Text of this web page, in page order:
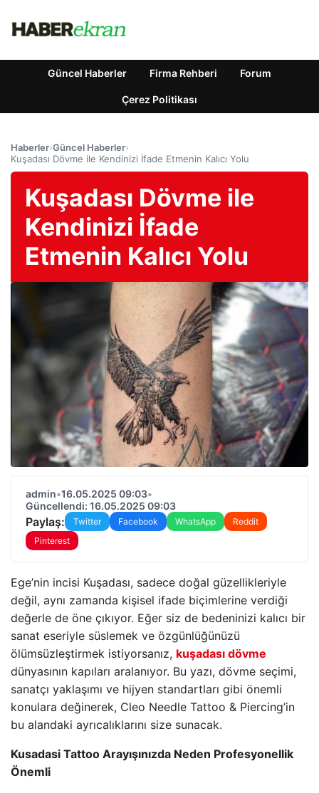
Güncel Haberler Firma Rehberi Forum
Çerez Politikası
Haberler›Güncel Haberler›
Kuşadası Dövme ile Kendinizi İfade Etmenin Kalıcı Yolu
Kuşadası Dövme ile
Kendinizi İfade
Etmenin Kalıcı Yolu
admin•16.05.2025 09:03•
Güncellendi: 16.05.2025 09:03
Paylaş: Twitter Facebook WhatsApp
Reddit
Pinterest
Ege’nin incisi Kuşadası, sadece doğal güzellikleriyle
değil, aynı zamanda kişisel ifade biçimlerine verdiği
değerle de öne çıkıyor. Eğer siz de bedeninizi kalıcı bir
sanat eseriyle süslemek ve özgünlüğünüzü
ölümsüzleştirmek istiyorsanız, kuşadası dövme
dünyasının kapıları aralanıyor. Bu yazı, dövme seçimi,
sanatçı yaklaşımı ve hijyen standartları gibi önemli
konulara değinerek, Cleo Needle Tattoo & Piercing’in
bu alandaki ayrıcalıklarını size sunacak.
Kusadasi Tattoo Arayışınızda Neden Profesyonellik
Önemli